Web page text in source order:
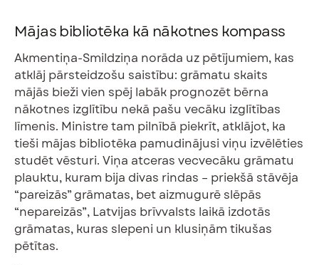
Mājas bibliotēka kā nākotnes kompass
Akmentiņa-Smildziņa norāda uz pētījumiem, kas
atklāj pārsteidzošu saistību: grāmatu skaits
mājās bieži vien spēj labāk prognozēt bērna
nākotnes izglītību nekā pašu vecāku izglītības
līmenis. Ministre tam pilnībā piekrīt, atklājot, ka
tieši mājas bibliotēka pamudinājusi viņu izvēlēties
studēt vēsturi. Viņa atceras vecvecāku grāmatu
plauktu, kuram bija divas rindas – priekšā stāvēja
“pareizās” grāmatas, bet aizmugurē slēpās
“nepareizās”, Latvijas brīvvalsts laikā izdotās
grāmatas, kuras slepeni un klusiņām tikušas
pētītas.